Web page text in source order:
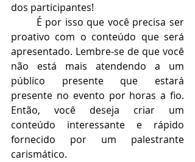
dos participantes!
É por isso que você precisa ser
proativo com o conteúdo que será
apresentado. Lembre-se de que você
não está mais atendendo a um
público presente que estará
presente no evento por horas a fio.
Então, você deseja criar um
conteúdo interessante e rápido
fornecido por um palestrante
carismático.